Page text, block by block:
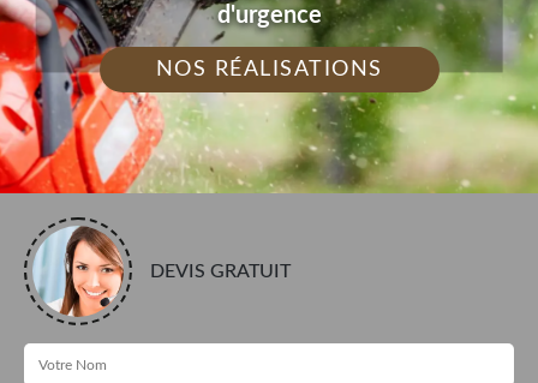
d'urgence
NOS RÉALISATIONS
DEVIS GRATUIT